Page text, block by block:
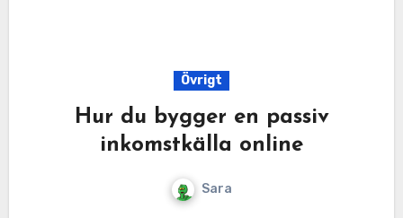
Övrigt
Hur du bygger en passiv
inkomstkälla online
Sara